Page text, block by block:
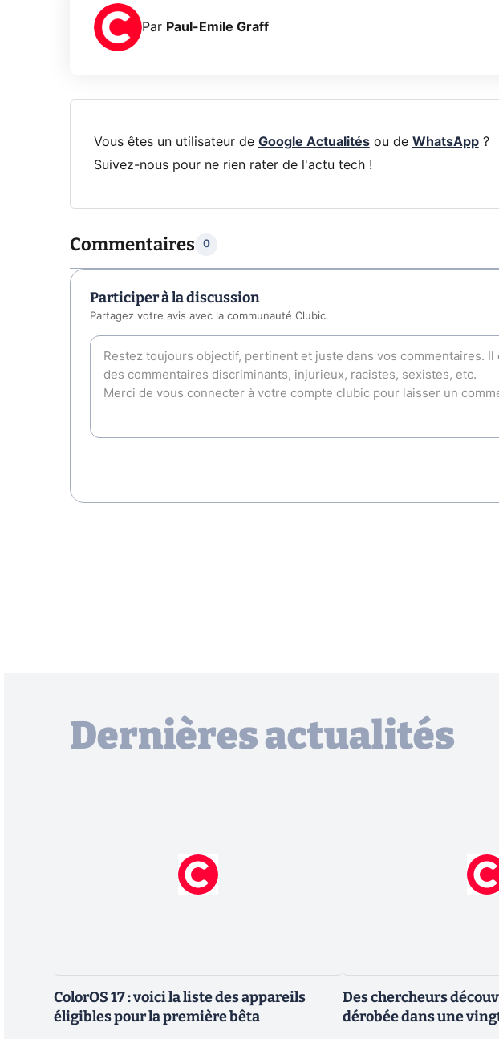
Par Paul-Emile Graff
Vous êtes un utilisateur de Google Actualitésou de WhatsApp?
Suivez-nous pour ne rien rater de l'actu tech !
Commentaires 0
Participer à la discussion
Partagez votre avis avec la communauté Clubic.
Dernières actualités
ColorOS 17 : voici la liste des appareils
éligibles pour la première bêta
Des chercheurs
dérobée dans une